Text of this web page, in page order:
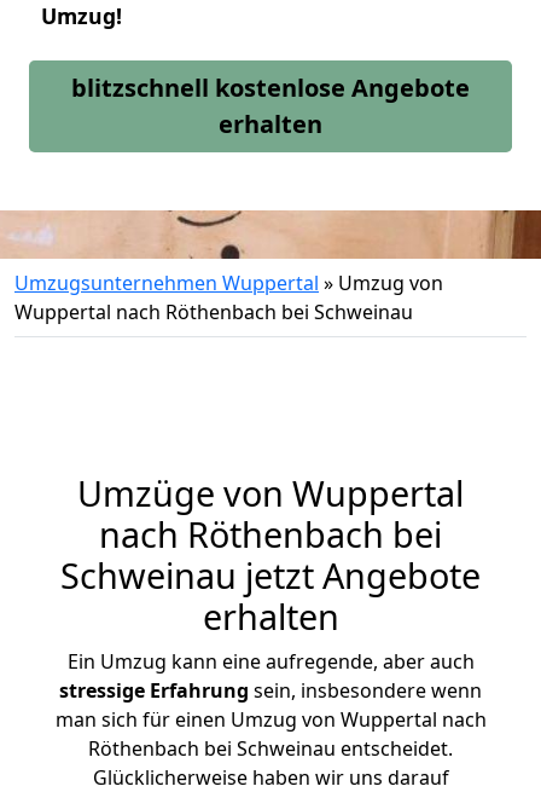
Umzug!
blitzschnell kostenlose Angebote
erhalten
Umzugsunternehmen Wuppertal » Umzug von
Wuppertal nach Röthenbach bei Schweinau
Umzüge von Wuppertal
nach Röthenbach bei
Schweinau jetzt Angebote
erhalten
Ein Umzug kann eine aufregende, aber auch
stressige Erfahrung sein, insbesondere wenn
man sich für einen Umzug von Wuppertal nach
Röthenbach bei Schweinau entscheidet.
Glücklicherweise haben wir uns darauf